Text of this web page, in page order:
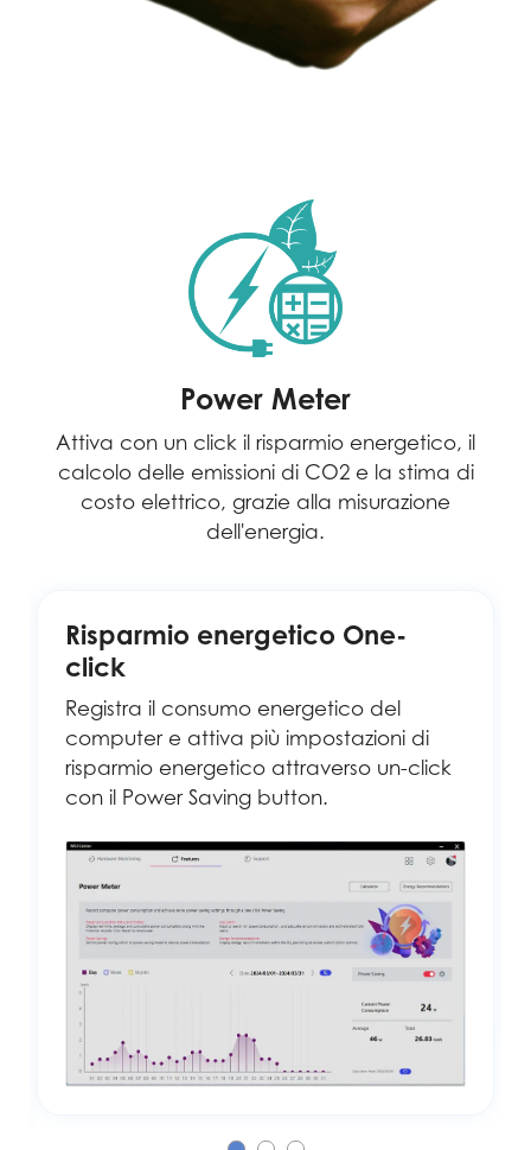
Power Meter
Attiva con un click il risparmio energetico, il
calcolo delle emissioni di CO2 e la stima di
costo elettrico, grazie alla misurazione
dell'energia.
Risparmio energetico One-
click
Registra il consumo energetico del
computer e attiva più impostazioni di
risparmio energetico attraverso un-click
con il Power Saving button.